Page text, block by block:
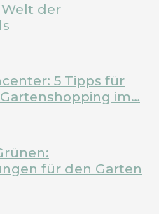
der
5 Tipps für
im…
für den Garten